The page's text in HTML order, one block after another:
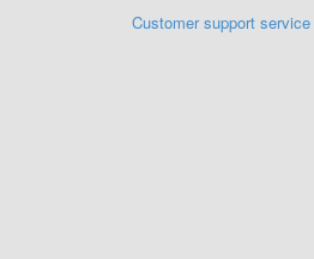
Customer support service